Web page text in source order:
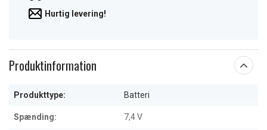
Hurtig levering!
Produktinformation
Produkttype: Batteri
Spænding: 7,4 V